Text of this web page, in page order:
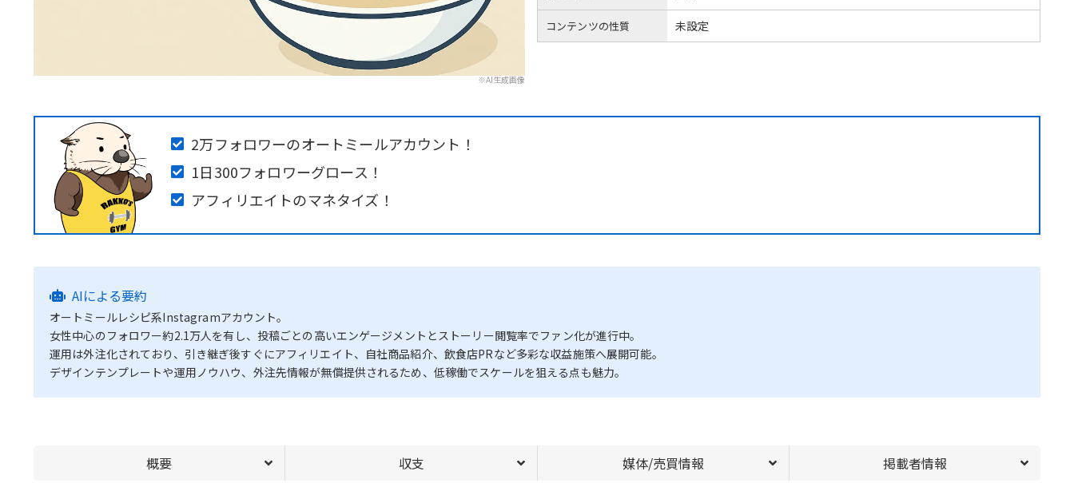
※AI生成画像
コンテンツの性質 未設定
2万フォロワーのオートミールアカウント！
1日300フォロワーグロース！
アフィリエイトのマネタイズ！
AIによる要約
オートミールレシピ系Instagramアカウント。
女性中心のフォロワー約2.1万人を有し、投稿ごとの高いエンゲージメントとストーリー閲覧率でファン化が進行中。
運用は外注化されており、引き継ぎ後すぐにアフィリエイト、自社商品紹介、飲食店PRなど多彩な収益施策へ展開可能。
デザインテンプレートや運用ノウハウ、外注先情報が無償提供されるため、低稼働でスケールを狙える点も魅力。
概要 収支 媒体/売買情報 掲載者情報